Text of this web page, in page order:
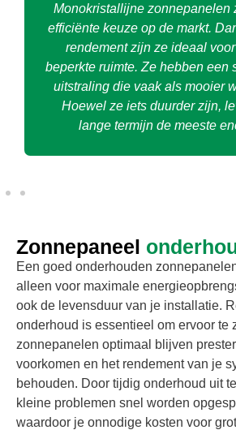
Monokristallijne zonnepanelen
efficiënte keuze op de markt.
rendement zijn ze ideaal
beperkte ruimte. Ze hebben een
uitstraling die vaak als mooier
Hoewel ze iets duurder zijn,
lange termijn de meeste
Zonnepaneel
Een goed onderhouden
alleen voor maximale
ook de levensduur van je installatie.
onderhoud is essentieel om ervoor te
zonnepanelen optimaal blijven
voorkomen en het rendement van je
behouden. Door tijdig onderhoud uit
kleine problemen snel worden
waardoor je onnodige kosten voor